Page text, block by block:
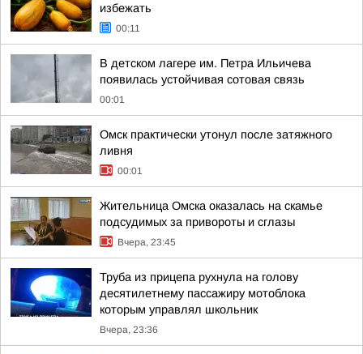
избежать
00:11
В детском лагере им. Петра Ильичева
появилась устойчивая сотовая связь
00:01
Омск практически утонул после затяжного
ливня
00:01
Жительница Омска оказалась на скамье
подсудимых за привороты и сглазы
Вчера, 23:45
Труба из прицепа рухнула на голову
десятилетнему пассажиру мотоблока
которым управлял школьник
Вчера, 23:36